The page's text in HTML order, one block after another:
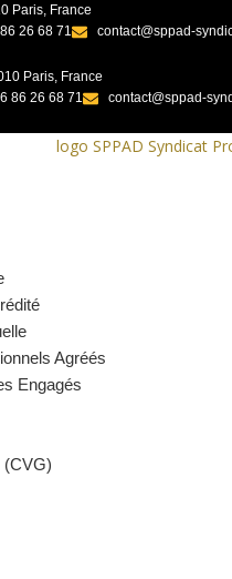
Paris, France
26 68 71 contact@sppad-
Paris, France
86 26 68 71
contact@sppad-
Agréés
Engagés
(CVG)